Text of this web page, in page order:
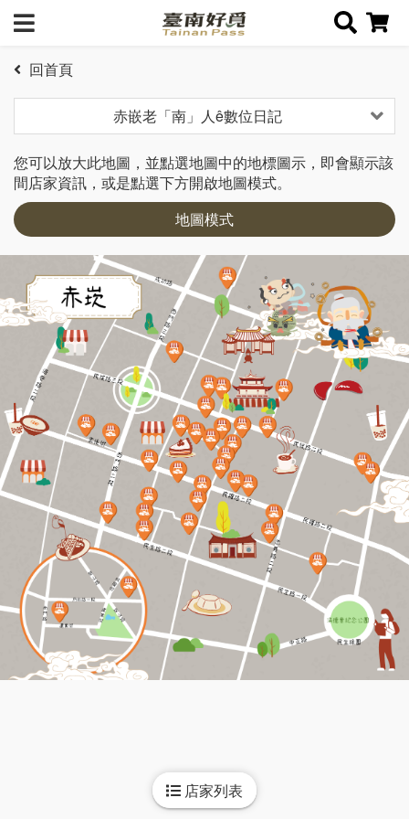
回首頁
赤嵌老「南」人ê數位日記
您可以放大此地圖，並點選地圖中的地標圖示，即會顯示該
間店家資訊，或是點選下方開啟地圖模式。
地圖模式
店家列表